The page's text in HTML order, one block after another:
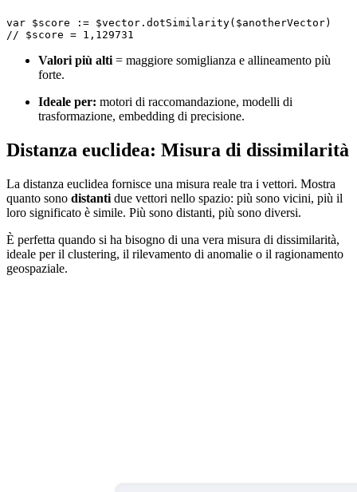
var $score := $vector.dotSimilarity($anotherVector)
// $score = 1,129731
Valori più alti = maggiore somiglianza e allineamento più
forte.
Ideale per: motori di raccomandazione, modelli di
trasformazione, embedding di precisione.
Distanza euclidea: Misura di dissimilarità
La distanza euclidea fornisce una misura reale tra i vettori. Mostra
quanto sono distanti due vettori nello spazio: più sono vicini, più il
loro significato è simile. Più sono distanti, più sono diversi.
È perfetta quando si ha bisogno di una vera misura di dissimilarità,
ideale per il clustering, il rilevamento di anomalie o il ragionamento
geospaziale.